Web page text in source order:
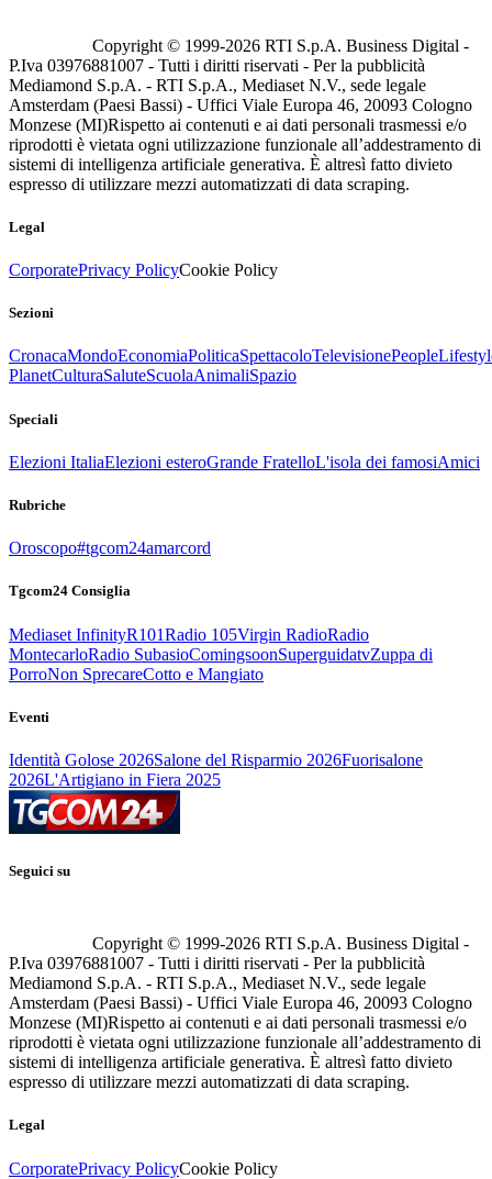
Copyright © 1999-2026 RTI S.p.A. Business Digital -
P.Iva 03976881007 - Tutti i diritti riservati - Per la pubblicità
Mediamond S.p.A. - RTI S.p.A., Mediaset N.V., sede legale
Amsterdam (Paesi Bassi) - Uffici Viale Europa 46, 20093 Cologno
Monzese (MI)Rispetto ai contenuti e ai dati personali trasmessi e/o
riprodotti è vietata ogni utilizzazione funzionale all’addestramento di
sistemi di intelligenza artificiale generativa. È altresì fatto divieto
espresso di utilizzare mezzi automatizzati di data scraping.
Legal
CorporatePrivacy PolicyCookie Policy
Sezioni
CronacaMondoEconomiaPoliticaSpettacoloTelevisionePeople
PlanetCulturaSaluteScuolaAnimaliSpazio
Speciali
Elezioni ItaliaElezioni esteroGrande FratelloL'isola dei famosiAmici
Rubriche
Oroscopo#tgcom24amarcord
Tgcom24 Consiglia
Mediaset InfinityR101Radio 105Virgin RadioRadio
MontecarloRadio SubasioComingsoonSuperguidatvZuppa di
PorroNon SprecareCotto e Mangiato
Eventi
Identità Golose 2026Salone del Risparmio 2026Fuorisalone
2026L'Artigiano in Fiera 2025
Seguici su
Copyright © 1999-2026 RTI S.p.A. Business Digital -
P.Iva 03976881007 - Tutti i diritti riservati - Per la pubblicità
Mediamond S.p.A. - RTI S.p.A., Mediaset N.V., sede legale
Amsterdam (Paesi Bassi) - Uffici Viale Europa 46, 20093 Cologno
Monzese (MI)Rispetto ai contenuti e ai dati personali trasmessi e/o
riprodotti è vietata ogni utilizzazione funzionale all’addestramento di
sistemi di intelligenza artificiale generativa. È altresì fatto divieto
espresso di utilizzare mezzi automatizzati di data scraping.
Legal
CorporatePrivacy PolicyCookie Policy